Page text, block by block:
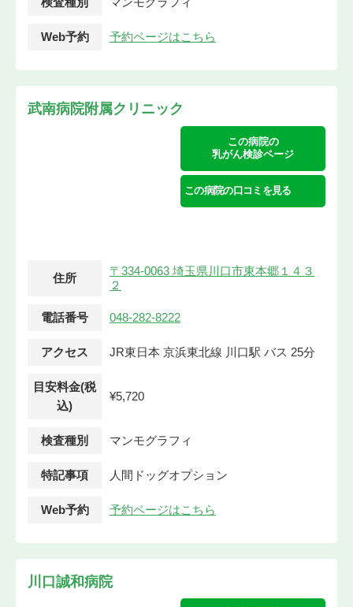
Web予約 予約ページはこちら
武南病院附属クリニック
この病院の
乳がん検診ページ
この病院の口コミを見る
住所
〒334-0063 埼玉県川口市東本郷１４３
２
電話番号 048-282-8222
アクセス JR東日本 京浜東北線 川口駅 バス 25分
目安料金(税
込)
¥5,720
検査種別 マンモグラフィ
特記事項 人間ドッグオプション
Web予約 予約ページはこちら
川口誠和病院